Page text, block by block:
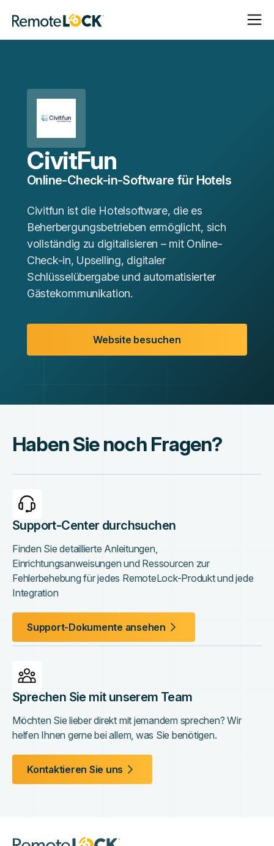
Startseite
öffnen
CivitFun
Online-Check-in-Software für Hotels
Civitfun ist die Hotelsoftware, die es
Beherbergungsbetrieben ermöglicht, sich
vollständig zu digitalisieren – mit Online-
Check-in, Upselling, digitaler
Schlüsselübergabe und automatisierter
Gästekommunikation.
Website besuchen
Haben Sie noch Fragen?
Support-Center durchsuchen
Finden Sie detaillierte Anleitungen,
Einrichtungsanweisungen und Ressourcen zur
Fehlerbehebung für jedes RemoteLock-Produkt und jede
Integration
Support-Dokumente ansehen
Sprechen Sie mit unserem Team
Möchten Sie lieber direkt mit jemandem sprechen? Wir
helfen Ihnen gerne bei allem, was Sie benötigen.
Kontaktieren Sie uns